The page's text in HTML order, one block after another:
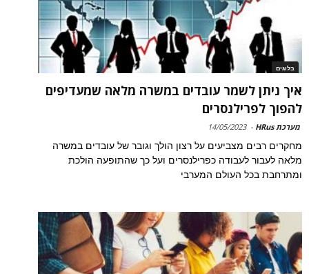
בלוגים
איך ניתן לשמר עובדים במשרה מלאה שמעדיפים
להפוך לפרילנסרים
מערכת HRus -
14/05/2023
מחקרים רבים מצביעים על רצון הולך וגובר של עובדים במשרה
מלאה לעבור לעבודה כפרילנסרים ועל כך שהתופעה הולכת
ומתרחבת בכל העולם המערבי